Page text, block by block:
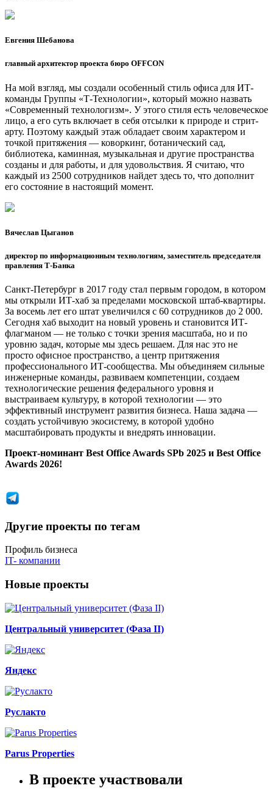
Евгения Шебанова
главный архитектор проекта бюро OFFCON
На мой взгляд, мы создали особенный стиль офиса для ИТ-
команды Группы «Т-Технологии», который можно назвать
«Современный технологизм». У этого стиля есть человеческое
лицо, а его суть включает в себя отсылки к природе и стрит-
арту. Поэтому каждый этаж обладает своим характером и
точкой притяжения — коворкинг, ботанический сад,
библиотека, каминная, музыкальная и другие пространства
созданы и для работы, и для удовольствия. Я считаю, что
каждый из 2500 сотрудников найдет здесь то, что дополнит
его состояние в настоящий момент.
Вячеслав Цыганов
директор по информационным технологиям, заместитель председателя
правления Т-Банка
Санкт-Петербург в 2017 году стал первым городом, в котором
мы открыли ИТ-хаб за пределами московской штаб-квартиры.
За восемь лет его штат увеличился с 60 сотрудников до 2 000.
Сегодня хаб выходит на новый уровень и становится ИТ-
флагманом — не только с точки зрения масштаба, но и по
уровню задач, которые мы здесь решаем. Для нас это не
просто офисное пространство, а центр притяжения
профессионального ИТ-сообщества. Мы объединяем сильные
инженерные команды, развиваем компетенции, создаем
технологические решения федерального уровня и
выстраиваем культуру, в которой технологии — это
эффективный инструмент развития бизнеса. Наша задача —
создать устойчивую экосистему, в которой удобно
масштабировать продукты и внедрять инновации.
Проект-номинант Best Office Awards SPb 2025 и Best Office
Awards 2026!
Другие проекты по тегам
Профиль бизнеса
IT- компании
Новые проекты
Центральный университет (Фаза II)
Яндекс
Руслакто
Parus Properties
В проекте участвовали